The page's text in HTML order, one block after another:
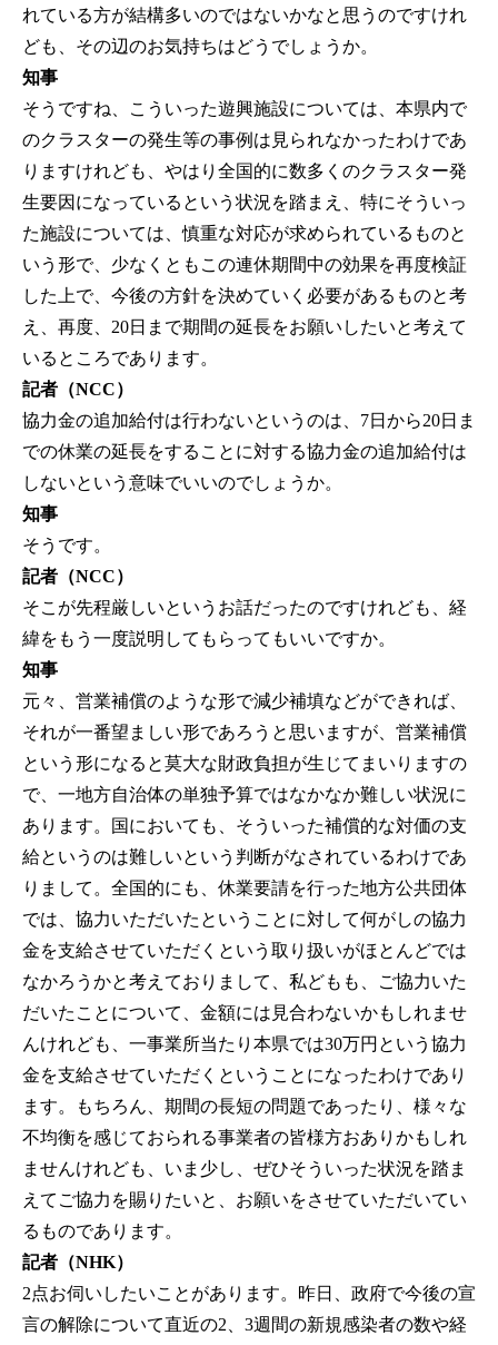
れている方が結構多いのではないかなと思うのですけれ
ども、その辺のお気持ちはどうでしょうか。
知事
そうですね、こういった遊興施設については、本県内で
のクラスターの発生等の事例は見られなかったわけであ
りますけれども、やはり全国的に数多くのクラスター発
生要因になっているという状況を踏まえ、特にそういっ
た施設については、慎重な対応が求められているものと
いう形で、少なくともこの連休期間中の効果を再度検証
した上で、今後の方針を決めていく必要があるものと考
え、再度、20日まで期間の延長をお願いしたいと考えて
いるところであります。
記者（NCC）
協力金の追加給付は行わないというのは、7日から20日ま
での休業の延長をすることに対する協力金の追加給付は
しないという意味でいいのでしょうか。
知事
そうです。
記者（NCC）
そこが先程厳しいというお話だったのですけれども、経
緯をもう一度説明してもらってもいいですか。
知事
元々、営業補償のような形で減少補填などができれば、
それが一番望ましい形であろうと思いますが、営業補償
という形になると莫大な財政負担が生じてまいりますの
で、一地方自治体の単独予算ではなかなか難しい状況に
あります。国においても、そういった補償的な対価の支
給というのは難しいという判断がなされているわけであ
りまして。全国的にも、休業要請を行った地方公共団体
では、協力いただいたということに対して何がしの協力
金を支給させていただくという取り扱いがほとんどでは
なかろうかと考えておりまして、私どもも、ご協力いた
だいたことについて、金額には見合わないかもしれませ
んけれども、一事業所当たり本県では30万円という協力
金を支給させていただくということになったわけであり
ます。もちろん、期間の長短の問題であったり、様々な
不均衡を感じておられる事業者の皆様方おありかもしれ
ませんけれども、いま少し、ぜひそういった状況を踏ま
えてご協力を賜りたいと、お願いをさせていただいてい
るものであります。
記者（NHK）
2点お伺いしたいことがあります。昨日、政府で今後の宣
言の解除について直近の2、3週間の新規感染者の数や経